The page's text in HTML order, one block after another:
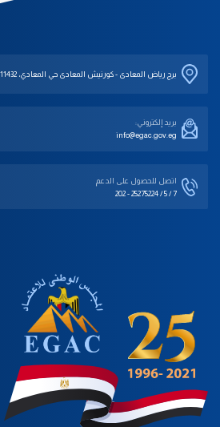
برج رياض المعادى - كورنيش المعادى حي المعادي، 11432
بريد إلكتروني:
info@egac.gov.eg
اتصل للحصول على الدعم‎
202 - 25275224 / 5 / 7